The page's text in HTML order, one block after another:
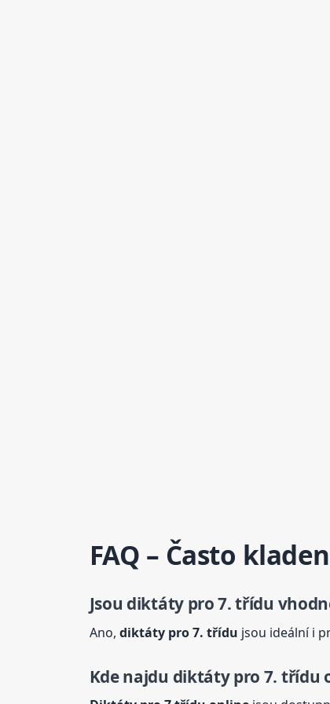
FAQ – Často
Jsou diktátypro 7. třídu
Ano, diktátypro 7. třídu jsou ideální i
Kde najdu diktátypro 7. třídu